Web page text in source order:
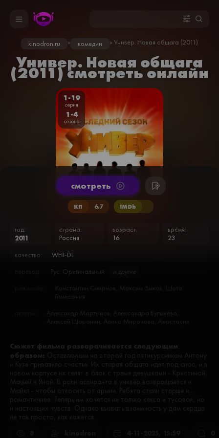
kinodron.ru » комедии » Универ. Новая общага (2011)
Универ. Новая общага
(2011) смотреть онлайн
Сюжет фильма разварачивается следующим
образом: Оставленным на второй год пятикурсникам Антону
и Кузе привалило счастье. Их старая общага идет под снос, и в
новом корпусе их селят в блок с тремя девушками - Кристиной,
Машей и Яной. В роли аспиранта в универ возвращается и
Майкл - чтобы откосить от армии. Ребята стали старше и...
романтичнее. Теперь им хочется не только секса и тусовок, но
и настоящих чувств. Однако вызвать взаимность у дам сердца
не так просто, как кажется.
1-19
серия
1-4
сезона
cмотреть
КП 6.7 IMDb
год:
2011
страна:
Россия
возраст:
16
время:
23
качество: WEB-DL
Константин Смирнов, Максим Зыков, Шота
Гамисония
Рус. Оригинальный и другие
Александр Мартынов, Александра Булычёва,
Алексей Шаранин, Алена Миронова, Анастасия
Глаубэ, Анна Кузина, Анна Хилькевич, Антон
Арзамасцев, Арарат Кещян, Артем Волков, Валентин
Юнин, Валентина Рубцова, Виталий Гогунский,
Владимир Фекленко, Галина Глушкова, Григорий
Кирдяшкин, Дарья Свистунова, Демис Карибидис,
Дмитрий Гудочкин, Дмитрий Калистратов, Дмитрий
Кузин, Егор Пежемский, Елена Валюшкина, Иван
Деменин, Ирина Васильева, Катрин Асси, Максим
Амельченко, Мария Антонова, Михаил Кремер,